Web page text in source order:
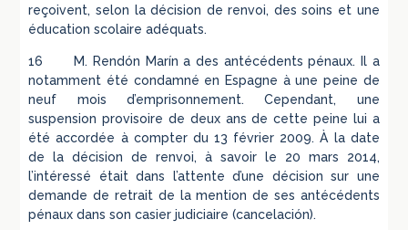
reçoivent, selon la décision de renvoi, des soins et une
éducation scolaire adéquats.
16 M. Rendón Marín a des antécédents pénaux. Il a
notamment été condamné en Espagne à une peine de
neuf mois d’emprisonnement. Cependant, une
suspension provisoire de deux ans de cette peine lui a
été accordée à compter du 13 février 2009. À la date
de la décision de renvoi, à savoir le 20 mars 2014,
l’intéressé était dans l’attente d’une décision sur une
demande de retrait de la mention de ses antécédents
pénaux dans son casier judiciaire (cancelación).